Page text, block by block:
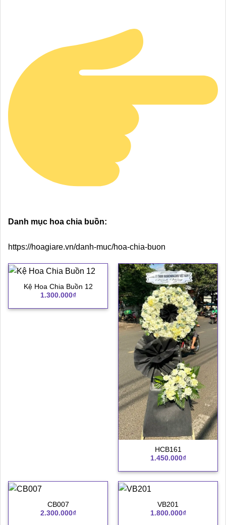
Danh mục hoa chia buồn:
https://hoagiare.vn/danh-muc/hoa-chia-buon
Kệ Hoa Chia Buồn 12
1.300.000₫
HCB161
1.450.000₫
CB007
2.300.000₫
VB201
1.800.000₫